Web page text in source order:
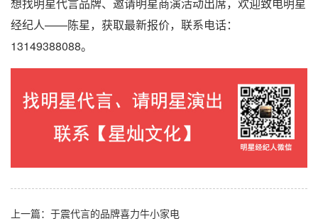
想找明星代言品牌、邀请明星商演活动出席，欢迎致电明星
经纪人——陈星，获取最新报价，联系电话：
13149388088。
上一篇： 于震代言的品牌喜力牛小家电